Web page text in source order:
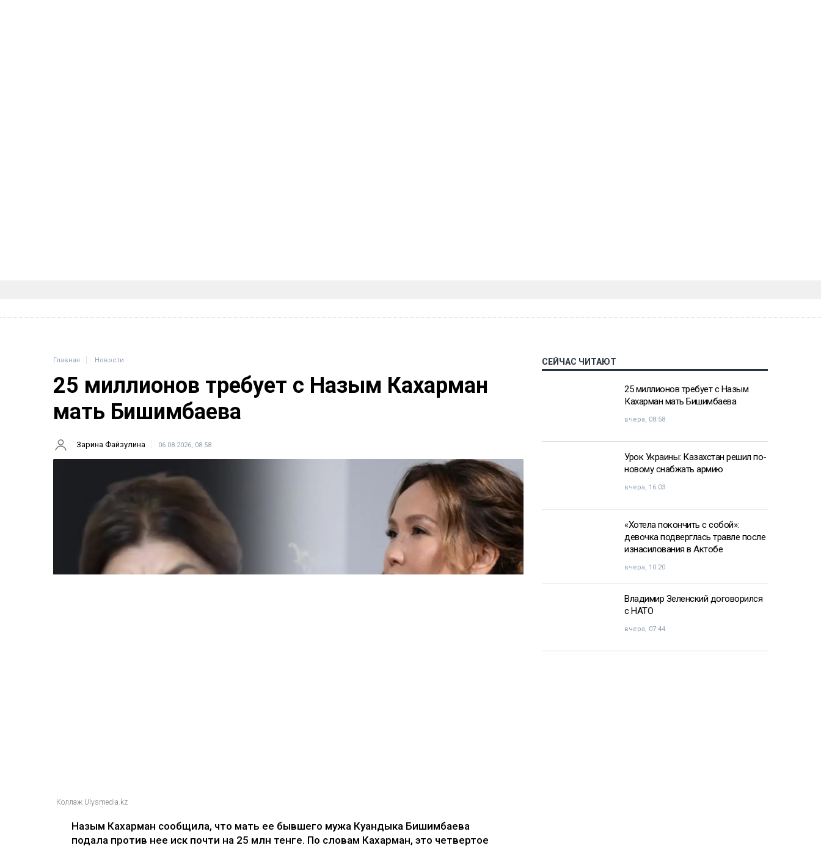
Главная Новости
25 миллионов требует с Назым Кахарман
мать Бишимбаева
Зарина Файзулина 06.08.2026, 08:58
Коллаж Ulysmedia.kz
Назым Кахарман сообщила, что мать ее бывшего мужа Куандыка Бишимбаева
подала против нее иск почти на 25 млн тенге. По словам Кахарман, это четвертое
СЕЙЧАС ЧИТАЮТ
25 миллионов требует с Назым
Кахарман мать Бишимбаева
вчера, 08:58
Урок Украины: Казахстан решил по-
новому снабжать армию
вчера, 16:03
«Хотела покончить с собой»:
девочка подверглась травле после
изнасилования в Актобе
вчера, 10:20
Владимир Зеленский договорился
с НАТО
вчера, 07:44